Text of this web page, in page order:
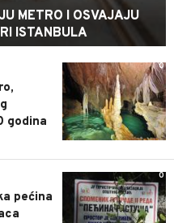
METRO I OSVAJAJU
ISTANBULA
0
godina
0
pećina